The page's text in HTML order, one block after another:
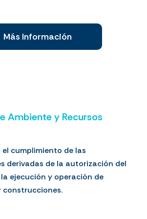
Más Información
Ambiente y Recursos
cumplimiento de las
derivadas de la autorización del
la ejecución y operación de
construcciones.